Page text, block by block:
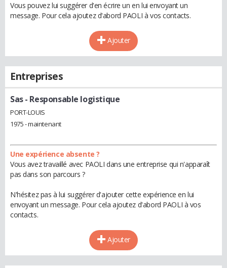
Vous pouvez lui suggérer d'en écrire un en lui envoyant un
message. Pour cela ajoutez d'abord PAOLI à vos contacts.
Ajouter
Entreprises
Sas- Responsable logistique
PORT-LOUIS
1975 - maintenant
Une expérience absente ?
Vous avez travaillé avec PAOLI dans une entreprise qui n'apparaît
pas dans son parcours ?
N'hésitez pas à lui suggérer d'ajouter cette expérience en lui
envoyant un message. Pour cela ajoutez d'abord PAOLI à vos
contacts.
Ajouter